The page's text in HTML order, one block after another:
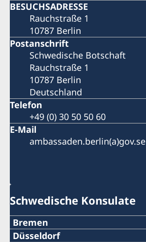
BESUCHSADRESSE
Rauchstraße 1
10787 Berlin
Postanschrift
Schwedische Botschaft
Rauchstraße 1
10787 Berlin
Deutschland
Telefon
+49 (0) 30 50 50 60
E-Mail
ambassaden.berlin(a)gov.se
Schwedische Konsulate
Bremen
Telefon:
Düsseldorf